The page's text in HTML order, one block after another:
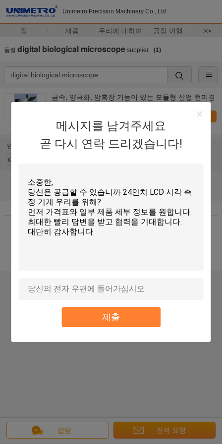
Unimetro Precision Machinery Co., Ltd
집 제품 우리에 대하여 공장 여행 >>
메시지를 남겨주세요
곧 다시 연락 드리겠습니다!
제출
품질 digital biological microscope supplier. (1)
금속, 양극화, 암흑장 기능이 있는 모듈형 산업 현미경
지금 문의
잡담 견적 요청
언어를 바꾸십시오
Korean
홈| 우리에 대하여| 사이트맵 | Privacy Policy
탁상용 전망
Copyright © 2016 - 2026 Unimetro Precision Machinery Co., Ltd.